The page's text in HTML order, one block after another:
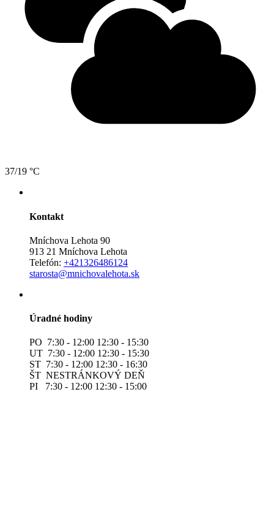
37/19 °C
Kontakt
Mníchova Lehota 90
913 21 Mníchova Lehota
Telefón: +421326486124
starosta@mnichovalehota.sk
Úradné hodiny
PO 7:30 - 12:00 12:30 - 15:30
UT 7:30 - 12:00 12:30 - 15:30
ST 7:30 - 12:00 12:30 - 16:30
ŠT NESTRÁNKOVÝ DEŇ
PI 7:30 - 12:00 12:30 - 15:00